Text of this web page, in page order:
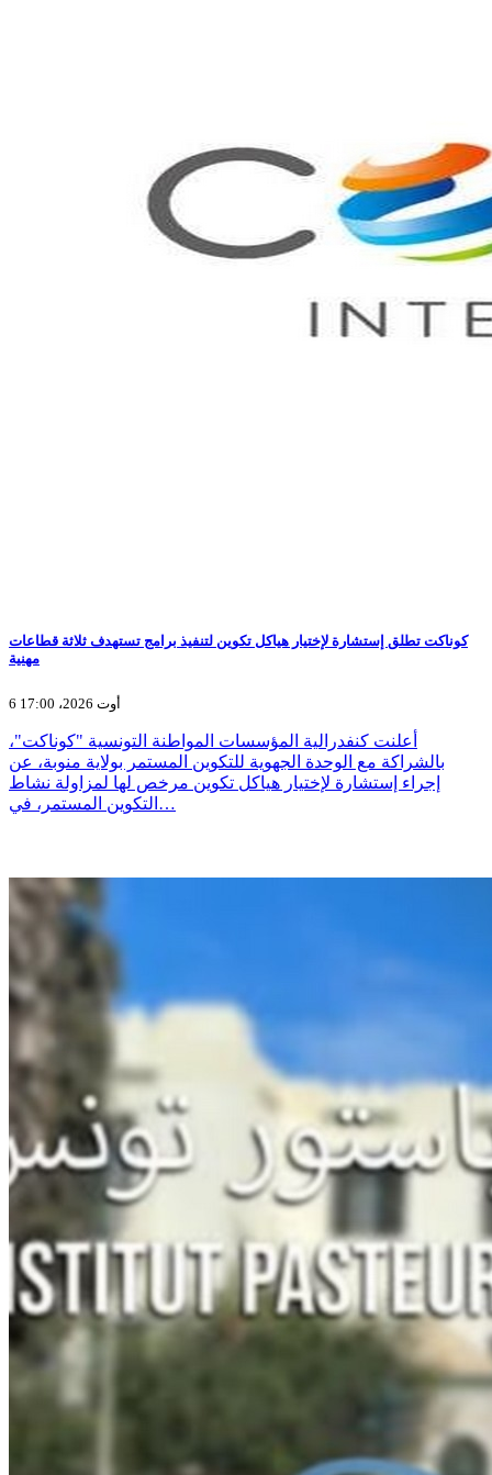
كوناكت تطلق إستشارة لإختيار هياكل تكوين لتنفيذ برامج تستهدف ثلاثة قطاعات
مهنية
6 أوت 2026، 17:00
أعلنت كنفدرالية المؤسسات المواطنة التونسية "كوناكت"،
بالشراكة مع الوحدة الجهوية للتكوين المستمر بولاية منوبة، عن
إجراء إستشارة لإختيار هياكل تكوين مرخص لها لمزاولة نشاط
التكوين المستمر، في…